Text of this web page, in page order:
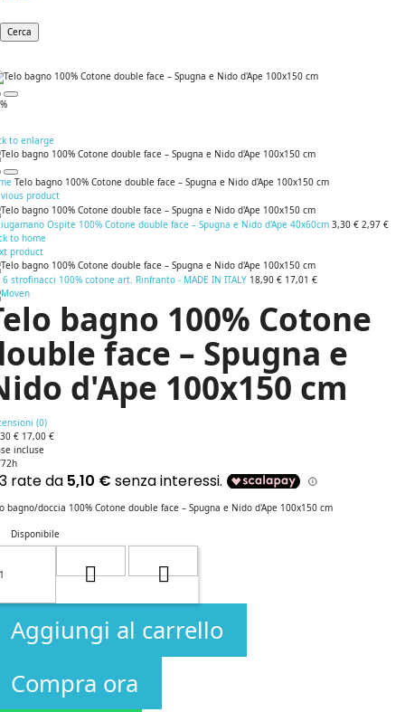
Cerca
to enlarge
Telo bagno 100% Cotone double face – Spugna e Nido d'Ape 100x150 cm
product
Ospite 100% Cotone double face – Spugna e Nido d'Ape 40x60cm 3,30 € 2,97 €
to home
product
6 strofinacci 100% cotone art. Rinfranto - MADE IN ITALY 18,90 € 17,01 €
bagno 100% Cotone
face – Spugna e
d'Ape 100x150 cm
(0)
€ 17,00 €
incluse
bagno/doccia 100% Cotone double face – Spugna e Nido d'Ape 100x150 cm
Disponibile
Aggiungi al carrello
Compra ora